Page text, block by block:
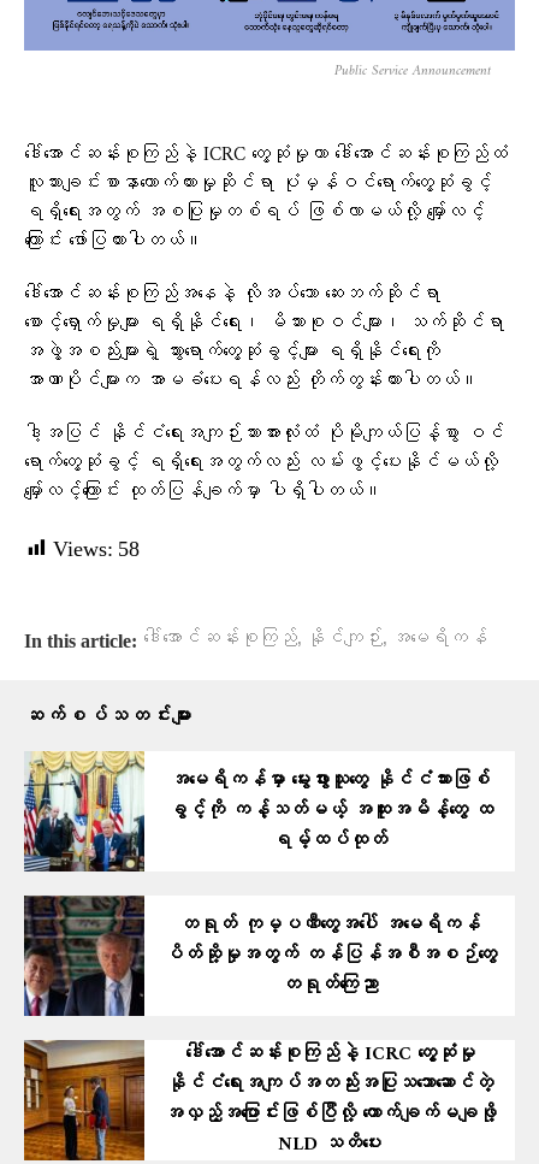
Public Service Announcement
ဒေါ်အောင်ဆန်းစုကြည်နဲ့ ICRC တွေ့ဆုံမှုဟာ ဒေါ်အောင်ဆန်းစုကြည်ထံ
လူသားချင်းစာနာထောက်ထားမှုဆိုင်ရာ ပုံမှန်ဝင်ရောက်တွေ့ဆုံခွင့်
ရရှိရေးအတွက် အစပြုမှုတစ်ရပ် ဖြစ်လာမယ်လို့ မျှော်လင့်
ကြောင်း ဖော်ပြထားပါတယ်။
ဒေါ်အောင်ဆန်းစုကြည်အနေနဲ့ လိုအပ်သော ဆေးဘက်ဆိုင်ရာ
စောင့်ရှောက်မှုများ ရရှိနိုင်ရေး၊ မိသားစုဝင်များ၊ သက်ဆိုင်ရာ
အဖွဲ့အစည်းများရဲ့ သွားရောက်တွေ့ဆုံခွင့်များ ရရှိနိုင်ရေးကို
အာဏာပိုင်များက အာမခံပေးရန်လည်း တိုက်တွန်းထားပါတယ်။
ဒါ့အပြင် နိုင်ငံရေးအကျဉ်းသားအားလုံးထံ ပိုမိုကျယ်ပြန့်စွာ ဝင်
ရောက်တွေ့ဆုံခွင့် ရရှိရေးအတွက်လည်း လမ်းဖွင့်ပေးနိုင်မယ်လို့
မျှော်လင့်ကြောင်း ထုတ်ပြန်ချက်မှာ ပါရှိပါတယ်။
Views: 58
In this article: ဒေါ်အောင်ဆန်းစုကြည်, နိုင်ကျဉ်း, အမေရိကန်
ဆက်စပ်သတင်းများ
အမေရိကန်မှာ မွေးဖွားသူတွေ နိုင်ငံသားဖြစ်
ခွင့်ကို ကန့်သတ်မယ့် အထူးအမိန့်တွေ ထ
ရမ့်ထပ်ထုတ်
တရုတ် ကုမ္ပဏီတွေအပေါ် အမေရိကန်
ပိတ်ဆို့မှုအတွက် တန်ပြန်အစီအစဉ်တွေ
တရုတ်ကြေညာ
ဒေါ်အောင်ဆန်းစုကြည်နဲ့ ICRC တွေ့ဆုံမှု
နိုင်ငံရေးအကျပ်အတည်းအပြုသဘောဆောင်တဲ့
အလှည့်အပြောင်းဖြစ်ပြီလို့ ကောက်ချက်မချဖို့
NLD သတိပေး